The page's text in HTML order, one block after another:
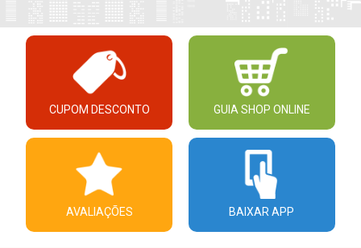
CUPOM DESCONTO GUIA SHOP ONLINE
AVALIAÇÕES BAIXAR APP